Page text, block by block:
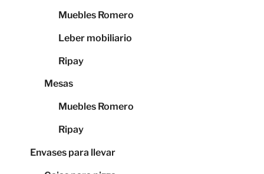
Muebles Romero
Leber mobiliario
Ripay
Mesas
Muebles Romero
Ripay
Envases para llevar